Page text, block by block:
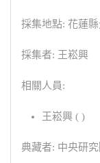
採集地點: 花蓮
採集者: 王崧興
相關人員:
王崧興 ( )
典藏者: 中央研